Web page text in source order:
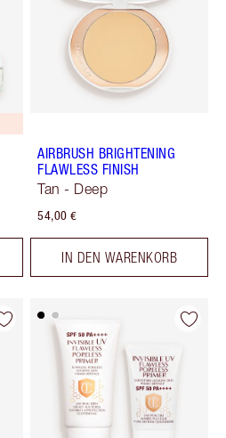
AIRBRUSH BRIGHTENING
FLAWLESS FINISH
Tan - Deep
54,00 €
IN DEN WARENKORB